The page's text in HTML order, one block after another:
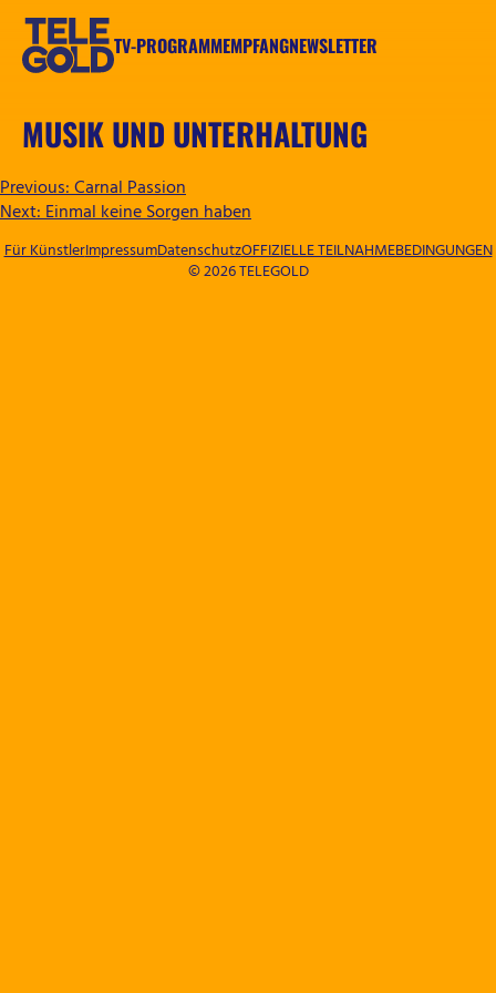
Zum
springen
TV-PROGRAMMEMPFANGNEWSLETTER
MUSIK UND UNTERHALTUNG
BEITRAGSNAVIGATION
Previous:Carnal Passion
Next:Einmal keine Sorgen haben
© 2026 TELEGOLD
Für KünstlerImpressumDatenschutzOFFIZIELLE TEILNAHMEBEDINGUNGEN